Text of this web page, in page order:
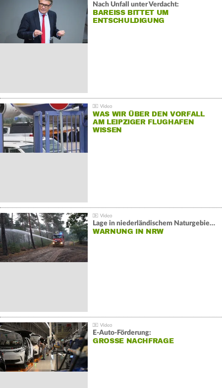
Nach Unfall unter Verdacht:
BAREISS BITTET UM E
NTSCHULDIGUNG
WAS WIR ÜBER DEN VORFALL
AM LEIPZIGER FLUGHAFEN
WISSEN
Lage in niederländischem Naturgebiet stabil
WARNUNG IN NRW
E-Auto-Förderung:
GROSSE NACHFRAGE